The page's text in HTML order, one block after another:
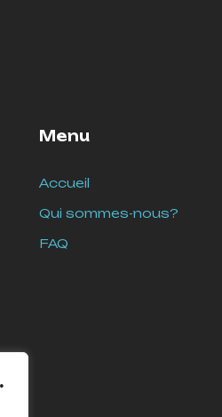
Menu
Accueil
Qui sommes-nous?
FAQ